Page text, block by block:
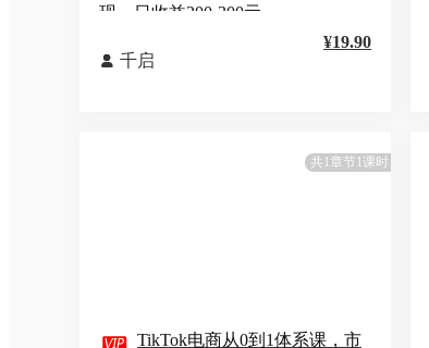
现，日收益200-300元
 千启
¥19.90
共1章节1课时
TikTok电商从0到1体系课，市